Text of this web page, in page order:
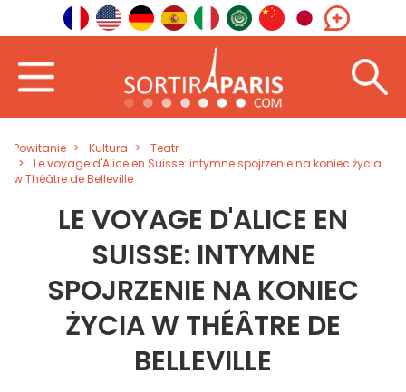
Powitanie Kultura
Teatr
Le voyage d'Alice en Suisse: intymne spojrzenie na koniec życia
w Théâtre de Belleville
LE VOYAGE D'ALICE EN
SUISSE: INTYMNE
SPOJRZENIE NA KONIEC
ŻYCIA W THÉÂTRE DE
BELLEVILLE